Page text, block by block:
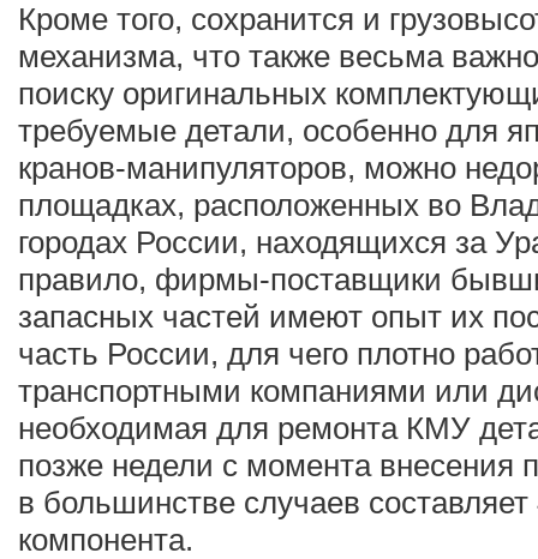
Кроме того, сохранится и
механизма, что также весьма
поиску оригинальных
требуемые детали, особенно для
кранов-манипуляторов, можно
площадках, расположенных во
городах России, находящихся за
правило, фирмы-поставщики
запасных частей имеют опыт их
часть России, для чего плотно
транспортными компаниями или
необходимая для ремонта КМУ
позже недели с момента внесения
в большинстве случаев
компонента.